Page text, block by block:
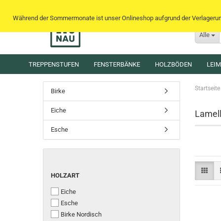
Alle
Während der Sommermonate ist unser Onlineshop aufgrund der
TREPPENSTUFEN FENSTERBÄNKE HOLZBÖDEN
Startseite
Birke
Eiche
Esche
HOLZART
Eiche
Esche
Birke Nordisch